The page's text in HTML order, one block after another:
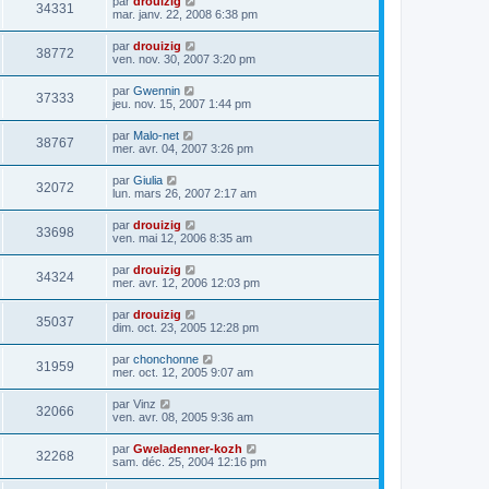
34331
mar. janv. 22, 2008 6:38 pm
38772 par drouizig
ven. nov. 30, 2007 3:20 pm
37333 par Gwennin
jeu. nov. 15, 2007 1:44 pm
38767 par Malo-net
mer. avr. 04, 2007 3:26 pm
32072 par Giulia
lun. mars 26, 2007 2:17 am
33698 par drouizig
ven. mai 12, 2006 8:35 am
34324 par drouizig
mer. avr. 12, 2006 12:03 pm
35037 par drouizig
dim. oct. 23, 2005 12:28 pm
31959 par chonchonne
mer. oct. 12, 2005 9:07 am
32066 par Vinz
ven. avr. 08, 2005 9:36 am
32268 par Gweladenner-kozh
sam. déc. 25, 2004 12:16 pm